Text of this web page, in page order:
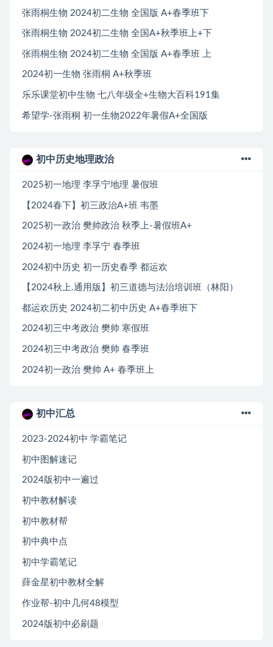
张雨桐生物 2024初二生物 全国版 A+春季班下
张雨桐生物 2024初二生物 全国A+秋季班上+下
张雨桐生物 2024初二生物 全国版 A+春季班 上
2024初一生物 张雨桐 A+秋季班
乐乐课堂初中生物 七八年级全+生物大百科191集
希望学-张雨桐 初一生物2022年暑假A+全国版
初中历史地理政治
2025初一地理 李孚宁地理 暑假班
【2024春下】初三政治A+班 韦墨
2025初一政治 樊帅政治 秋季上-暑假班A+
2024初一地理 李孚宁 春季班
2024初中历史 初一历史春季 都运欢
【2024秋上.通用版】初三道德与法治培训班（林阳）
都运欢历史 2024初二初中历史 A+春季班下
2024初三中考政治 樊帅 寒假班
2024初三中考政治 樊帅 春季班
2024初一政治 樊帅 A+ 春季班上
初中汇总
2023-2024初中 学霸笔记
初中图解速记
2024版初中一遍过
初中教材解读
初中教材帮
初中典中点
初中学霸笔记
薛金星初中教材全解
作业帮-初中几何48模型
2024版初中必刷题